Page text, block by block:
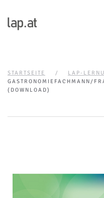
STARTSEITE
LAP-
GASTRONOMIEFACHMANN/
(DOWNLOAD)